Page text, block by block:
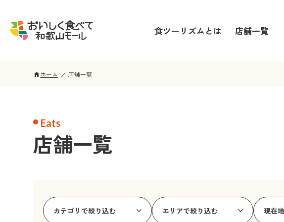
食ツーリズムとは 店舗一覧
home ホーム 店舗一覧
Eats
店舗一覧